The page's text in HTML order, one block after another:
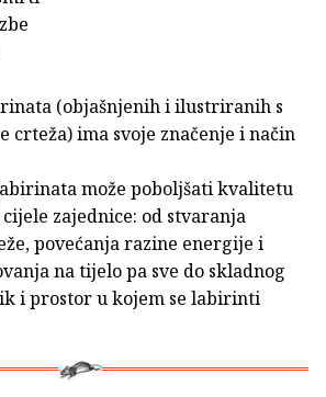
(objašnjenih i ilustriranih s
crteža) ima svoje značenje i način
može poboljšati kvalitetu
zajednice: od stvaranja
povećanja razine energije i
na tijelo pa sve do skladnog
i prostor u kojem se labirinti